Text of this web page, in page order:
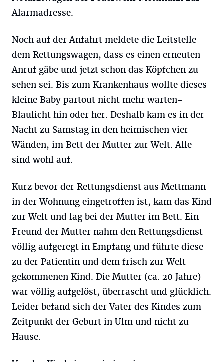
Alarmadresse.
Noch auf der Anfahrt meldete die Leitstelle
dem Rettungswagen, dass es einen erneuten
Anruf gäbe und jetzt schon das Köpfchen zu
sehen sei. Bis zum Krankenhaus wollte dieses
kleine Baby partout nicht mehr warten-
Blaulicht hin oder her. Deshalb kam es in der
Nacht zu Samstag in den heimischen vier
Wänden, im Bett der Mutter zur Welt. Alle
sind wohl auf.
Kurz bevor der Rettungsdienst aus Mettmann
in der Wohnung eingetroffen ist, kam das Kind
zur Welt und lag bei der Mutter im Bett. Ein
Freund der Mutter nahm den Rettungsdienst
völlig aufgeregt in Empfang und führte diese
zu der Patientin und dem frisch zur Welt
gekommenen Kind. Die Mutter (ca. 20 Jahre)
war völlig aufgelöst, überrascht und glücklich.
Leider befand sich der Vater des Kindes zum
Zeitpunkt der Geburt in Ulm und nicht zu
Hause.